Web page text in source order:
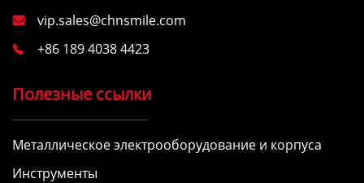
 vip.sales@chnsmile.com
 +86 189 4038 4423
Полезные ссылки
Металлическое электрооборудование и корпуса
Инструменты